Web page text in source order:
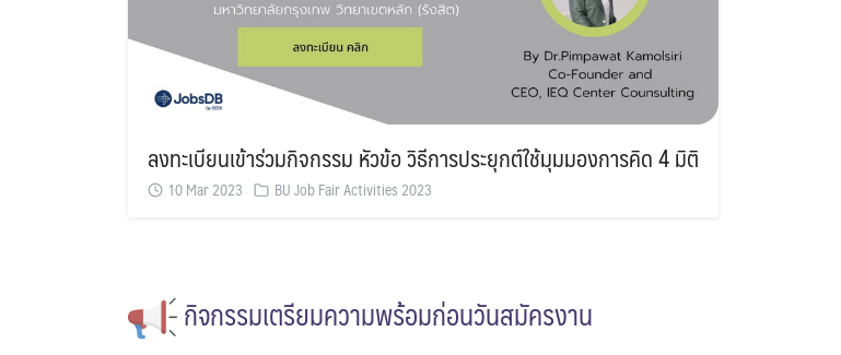
ลงทะเบียนเข้าร่วมกิจกรรม หัวข้อ วิธีการประยุกต์ใช้มุมมองการคิด 4 มิติ
10 Mar 2023 BU Job Fair Activities 2023
กิจกรรมเตรียมความพร้อมก่อนวันสมัครงาน